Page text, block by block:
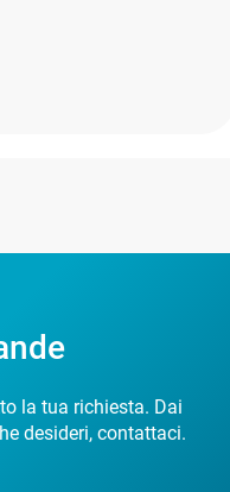
la tua richiesta. Dai
desideri, contattaci.